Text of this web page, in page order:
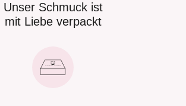
Unser Schmuck ist
mit Liebe verpackt